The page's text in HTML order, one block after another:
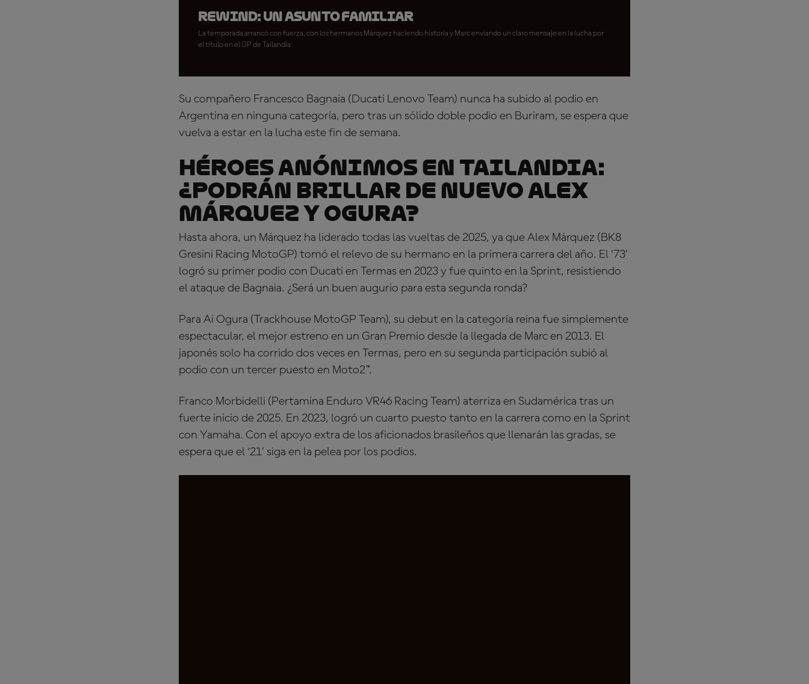
REWIND: Un asunto familiar
La temporada arrancó con fuerza, con los hermanos Márquez haciendo historia y Marc enviando un claro mensaje en la lucha por
el título en el GP de Tailandia
Su compañero Francesco Bagnaia (Ducati Lenovo Team) nunca ha subido al podio en
Argentina en ninguna categoría, pero tras un sólido doble podio en Buriram, se espera que
vuelva a estar en la lucha este fin de semana.
HÉROES ANÓNIMOS EN TAILANDIA:
¿Podrán brillar de nuevo Alex
Márquez y Ogura?
Hasta ahora, un Márquez ha liderado todas las vueltas de 2025, ya que Alex Márquez (BK8
Gresini Racing MotoGP) tomó el relevo de su hermano en la primera carrera del año. El ‘73’
logró su primer podio con Ducati en Termas en 2023 y fue quinto en la Sprint, resistiendo
el ataque de Bagnaia. ¿Será un buen augurio para esta segunda ronda?
Para Ai Ogura (Trackhouse MotoGP Team), su debut en la categoría reina fue simplemente
espectacular, el mejor estreno en un Gran Premio desde la llegada de Marc en 2013. El
japonés solo ha corrido dos veces en Termas, pero en su segunda participación subió al
podio con un tercer puesto en Moto2™.
Franco Morbidelli (Pertamina Enduro VR46 Racing Team) aterriza en Sudamérica tras un
fuerte inicio de 2025. En 2023, logró un cuarto puesto tanto en la carrera como en la Sprint
con Yamaha. Con el apoyo extra de los aficionados brasileños que llenarán las gradas, se
espera que el ‘21’ siga en la pelea por los podios.